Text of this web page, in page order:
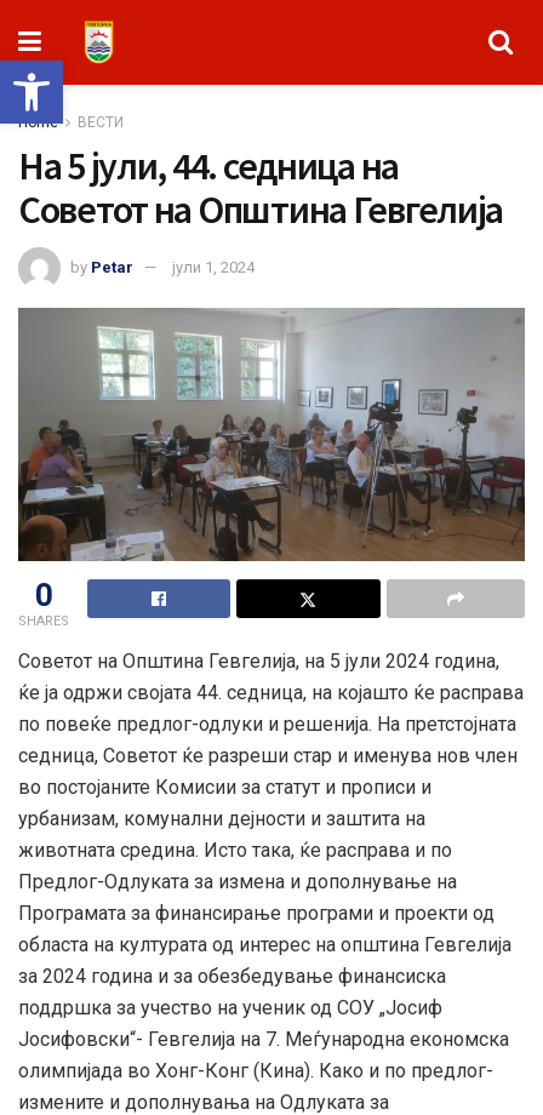
Open toolbar
Home ВЕСТИ
На 5 јули, 44. седница на
Советот на Општина Гевгелија
by Petar јули 1, 2024
0
SHARES
Советот на Општина Гевгелија, на 5 јули 2024 година,
ќе ја одржи својата 44. седница, на којашто ќе расправа
по повеќе предлог-одлуки и решенија. На претстојната
седница, Советот ќе разреши стар и именува нов член
во постојаните Комисии за статут и прописи и
урбанизам, комунални дејности и заштита на
животната средина. Исто така, ќе расправа и по
Предлог-Одлуката за измена и дополнување на
Програмата за финансирање програми и проекти од
областа на културата од интерес на општина Гевгелија
за 2024 година и за обезбедување финансиска
поддршка за учество на ученик од СОУ „Јосиф
Јосифовски“- Гевгелија на 7. Меѓународна економска
олимпијада во Хонг-Конг (Кина). Како и по предлог-
измените и дополнувања на Одлуката за